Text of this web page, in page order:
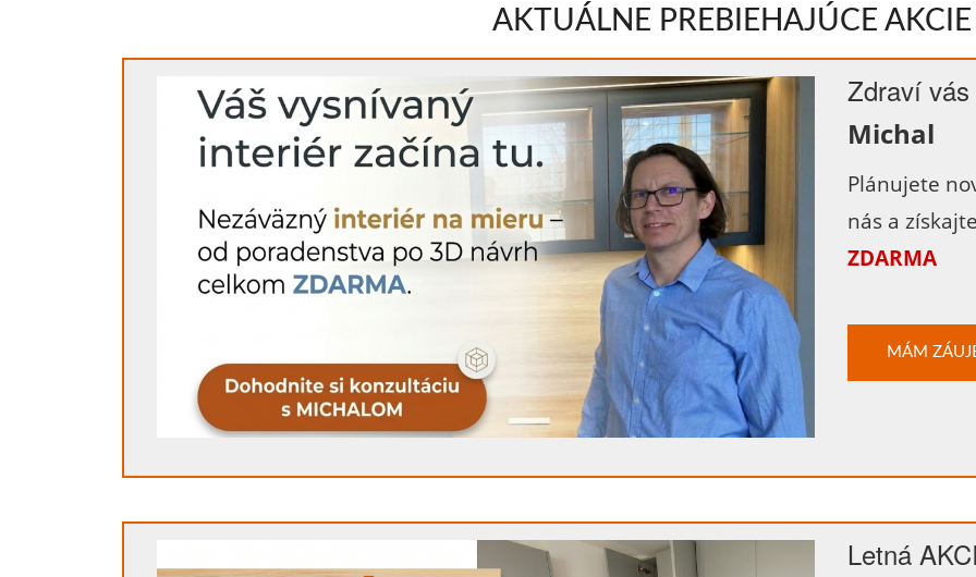
AKTUÁLNE PREBIEHAJÚCE AKCIE
Zdraví vás
Michal
Plánujete
nás a
ZDARMA
MÁM
Letná